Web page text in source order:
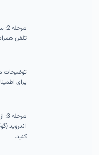
تلفن
برای
اندروید
کنید.